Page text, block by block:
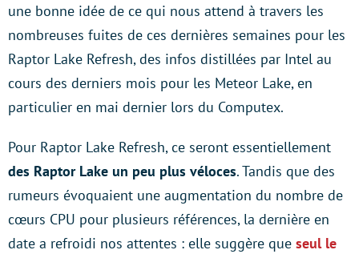
une bonne idée de ce qui nous attend à travers les
nombreuses fuites de ces dernières semaines pour les
Raptor Lake Refresh, des infos distillées par Intel au
cours des derniers mois pour les Meteor Lake, en
particulier en mai dernier lors du Computex.
Pour Raptor Lake Refresh, ce seront essentiellement
des Raptor Lake un peu plus véloces. Tandis que des
rumeurs évoquaient une augmentation du nombre de
cœurs CPU pour plusieurs références, la dernière en
date a refroidi nos attentes : elle suggère que seul le